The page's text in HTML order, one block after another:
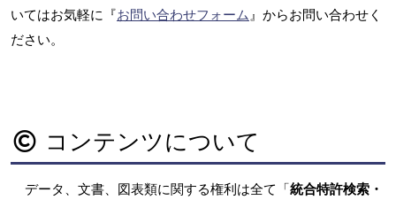
いてはお気軽に『お問い合わせフォーム』からお問い合わせく
ださい。
コンテンツについて
データ、文書、図表類に関する権利は全て「統合特許検索・